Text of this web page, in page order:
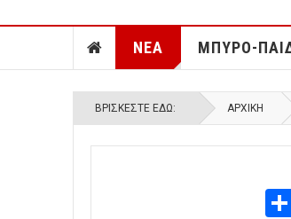
ΝΕΑ ΜΠΥΡΟ-
ΒΡΊΣΚΕΣΤΕ ΕΔΏ: ΑΡΧΙΚΉ